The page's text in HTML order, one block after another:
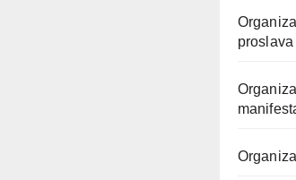
proslava